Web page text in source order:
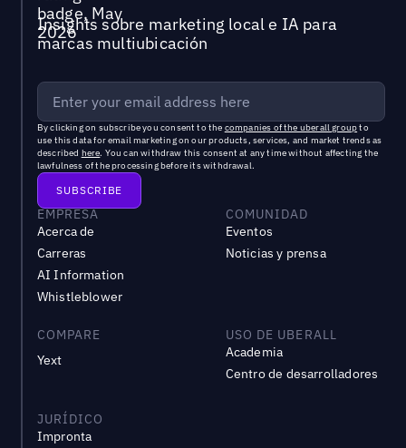
Insights sobre marketing local e IA para
marcas multiubicación
By clicking on subscribe you consent to the companies of the uberall groupto
use this data for email marketing on our products, services, and market trends as
described here. You can withdraw this consent at any time without affecting the
lawfulness of the processing before its withdrawal.
EMPRESA
Acerca de
Carreras
AI Information
Whistleblower
COMUNIDAD
Eventos
Noticias y prensa
COMPARE
Yext
USO DE UBERALL
Academia
Centro de desarrolladores
JURÍDICO
Impronta